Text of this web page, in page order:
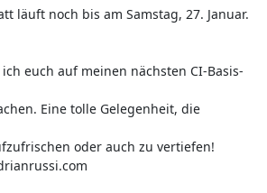
läuft noch bis am Samstag, 27. Januar.
euch auf meinen nächsten CI-Basis-
Eine tolle Gelegenheit, die
oder auch zu vertiefen!